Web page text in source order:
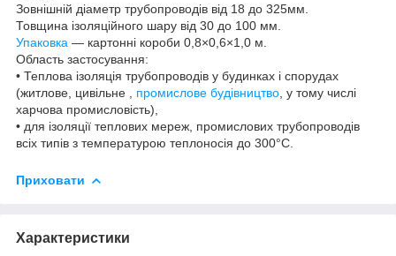
Зовнішній діаметр трубопроводів від 18 до 325мм.
Товщина ізоляційного шару від 30 до 100 мм.
Упаковка — картонні короби 0,8×0,6×1,0 м.
Область застосування:
• Теплова ізоляція трубопроводів у будинках і спорудах
(житлове, цивільне , промислове будівництво , у тому числі
харчова промисловість),
• для ізоляції теплових мереж, промислових трубопроводів
всіх типів з температурою теплоносія до 300°С.
Приховати
Характеристики